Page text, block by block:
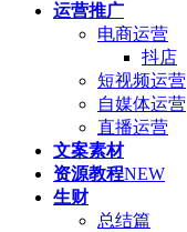
运营推广
电商运营
抖店
短视频运营
自媒体运营
直播运营
文案素材
资源教程NEW
生财
总结篇